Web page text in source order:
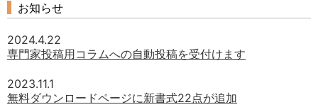
お知らせ
2024.4.22
専門家投稿用コラムへの自動投稿を受付けます
2023.11.1
無料ダウンロードページに新書式22点が追加